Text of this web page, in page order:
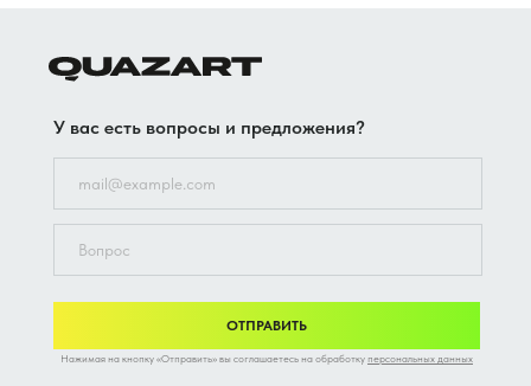
У вас есть вопросы и предложения?
ОТПРАВИТЬ
Нажимая на кнопку «Отправить» вы соглашаетесь на обработкуперсональных данных